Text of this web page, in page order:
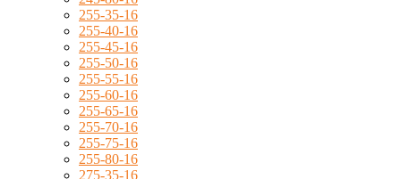
255-35-16
255-40-16
255-45-16
255-50-16
255-55-16
255-60-16
255-65-16
255-70-16
255-75-16
255-80-16
275-35-16